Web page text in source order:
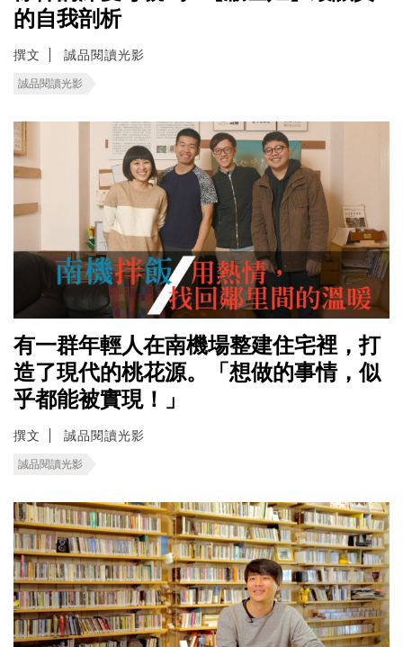
的自我剖析
撰文 誠品閱讀光影
誠品閱讀光影
有一群年輕人在南機場整建住宅裡，打
造了現代的桃花源。「想做的事情，似
乎都能被實現！」
撰文 誠品閱讀光影
誠品閱讀光影